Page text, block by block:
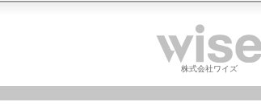
株式会社ワイズ